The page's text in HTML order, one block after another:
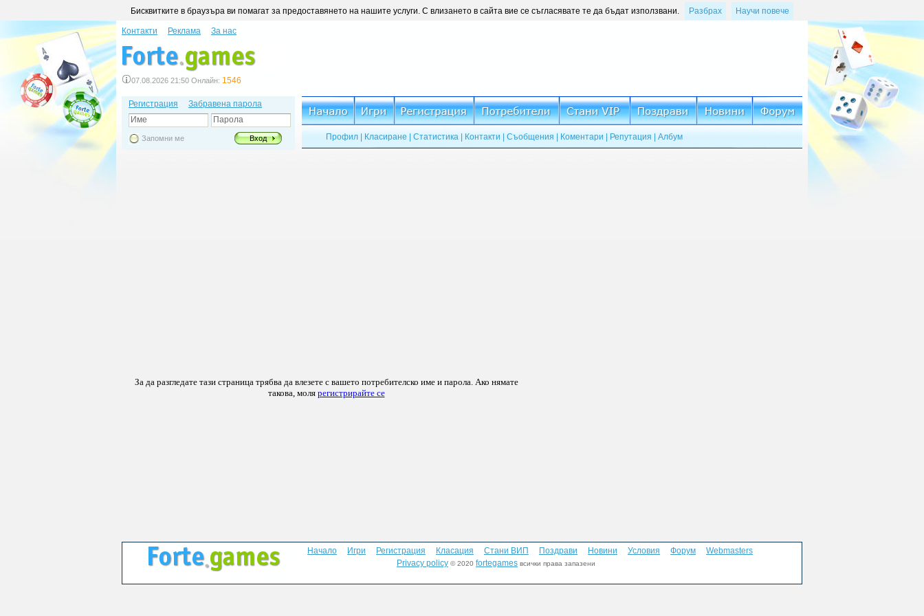
Бисквитките в браузъра ви помагат за предоставянето на нашите услуги. С влизането в сайта вие се съгласявате те да бъдат използвани. Разбрах Научи повече
Контакти Реклама За нас
07.08.2026 21:50 Онлайн: 1546
Регистрация
Забравена парола
Име
Парола
Запомни ме Вход Профил Класиране Статистика Контакти Съобщения Коментари Репутация Албум
За да разгледате тази страница трябва да влезете с вашето потребителско име и парола. Ако нямате
такова, моля регистрирайте се
Начало Игри Регистрация Класация Стани ВИП Поздрави Новини Условия Форум
Webmasters
Privacy policy © 2020 fortegames всички права запазени